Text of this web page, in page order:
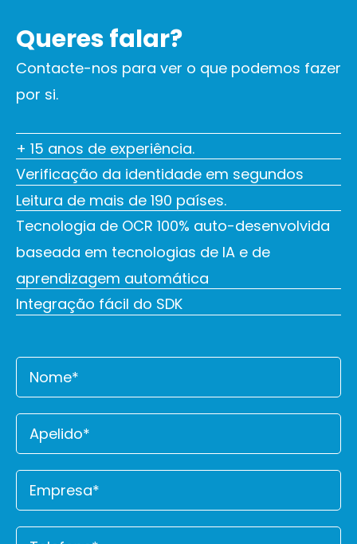
Queres falar?
Contacte-nos para ver o que podemos fazer
por si.
+ 15 anos de experiência.
Verificação da identidade em segundos
Leitura de mais de 190 países.
Tecnologia de OCR 100% auto-desenvolvida
baseada em tecnologias de IA e de
aprendizagem automática
Integração fácil do SDK